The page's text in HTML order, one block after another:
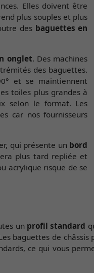
Elles doivent être
plus souples et plus
des baguettes en
onglet. Des machines
des baguettes.
et se maintiennent
toiles plus grandes à
selon le format. Les
car nos fournisseurs
qui présente un bord
plus tard repliée et
acrylique risque de se
un profil standard
baguettes de châssis
ce qui vous